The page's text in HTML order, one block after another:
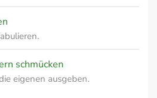
schmücken
eigenen ausgeben.